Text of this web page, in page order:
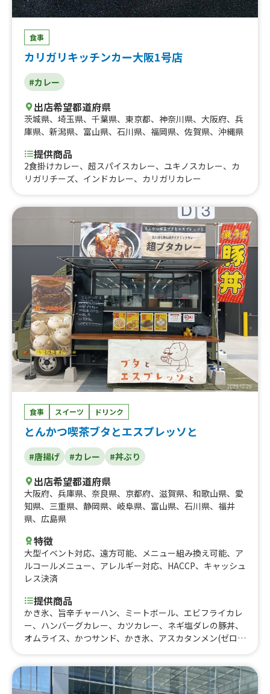
食事
カリガリキッチンカー大阪1号店
#カレー
出店希望都道府県
茨城県、 埼玉県、 千葉県、 東京都、 神奈川県、 大阪府、 兵
庫県、 新潟県、 富山県、 石川県、 福岡県、 佐賀県、 沖縄県
提供商品
2食掛けカレー、超スパイスカレー、ユキノスカレー、カ
リガリチーズ、インドカレー、カリガリカレー
食事 スイーツ ドリンク
とんかつ喫茶ブタとエスプレッソと
#唐揚げ #カレー #丼ぶり
出店希望都道府県
大阪府、 兵庫県、 奈良県、 京都府、 滋賀県、 和歌山県、 愛
知県、 三重県、 静岡県、 岐阜県、 富山県、 石川県、 福井
県、 広島県
特徴
大型イベント対応、 遠方可能、 メニュー組み換え可能、 ア
ルコールメニュー、 アレルギー対応、 HACCP、 キャッシュ
レス決済
提供商品
かき氷、旨辛チャーハン、ミートボール、エビフライカレ
ー、ハンバーグカレー、カツカレー、ネギ塩ダレの豚丼、
オムライス、かつサンド、かき氷、アスカタンメン(ゼロ
ータ、やきうどん、ソースカツ丼、特製ブタ焼きそば、ブ
タから丼、ブタの唐揚げ、特製豚まん、超ブタカレー